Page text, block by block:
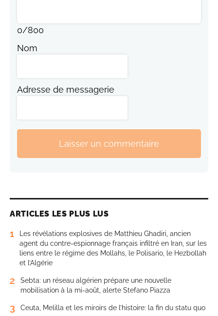
0/800
Nom
Adresse de messagerie
Laisser un commentaire
ARTICLES LES PLUS LUS
1
Les révélations explosives de Matthieu Ghadiri, ancien
agent du contre-espionnage français infiltré en Iran, sur les
liens entre le régime des Mollahs, le Polisario, le Hezbollah
et l’Algérie
2
Sebta: un réseau algérien prépare une nouvelle
mobilisation à la mi-août, alerte Stefano Piazza
3 Ceuta, Melilla et les miroirs de l’histoire: la fin du statu quo